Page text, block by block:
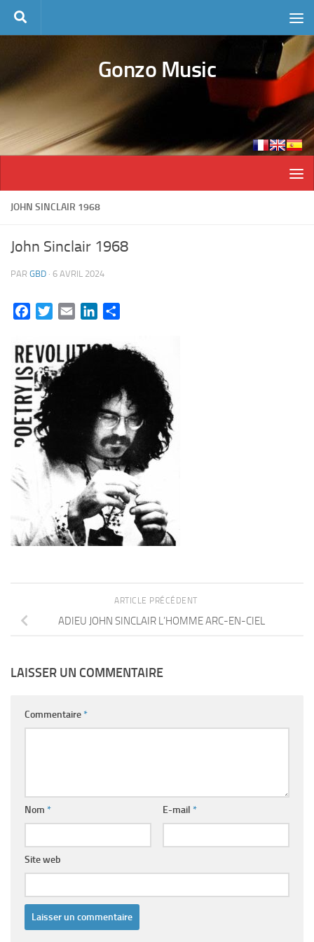
Skip to content
Gonzo Music
JOHN SINCLAIR 1968
John Sinclair 1968
PAR GBD · 6 AVRIL 2024
FacebookTwitterEmail LinkedIn
ARTICLE PRÉCÉDENT
ADIEU JOHN SINCLAIR L’HOMME ARC-EN-CIEL
LAISSER UN COMMENTAIRE
Commentaire*
Nom * E-mail *
Site web